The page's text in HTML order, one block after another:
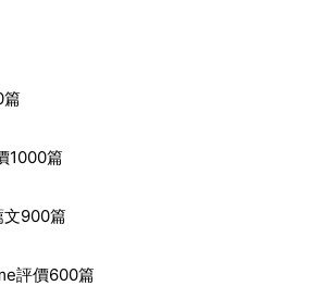
1000篇
900篇
評價600篇